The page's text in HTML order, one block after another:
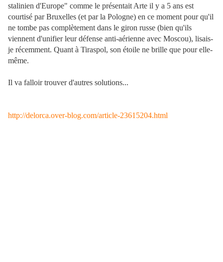
stalinien d'Europe" comme le présentait Arte il y a 5 ans est
courtisé par Bruxelles (et par la Pologne) en ce moment pour qu'il
ne tombe pas complètement dans le giron russe (bien qu'ils
viennent d'unifier leur défense anti-aérienne avec Moscou), lisais-
je récemment. Quant à Tiraspol, son étoile ne brille que pour elle-
même.
Il va falloir trouver d'autres solutions...
http://delorca.over-blog.com/article-23615204.html